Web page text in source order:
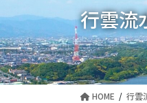
行雲
HOME 行雲